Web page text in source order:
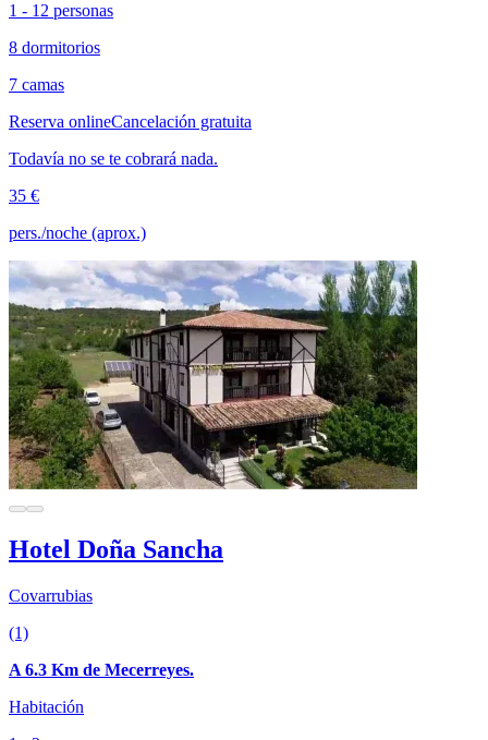
1 - 12 personas
8 dormitorios
7 camas
Reserva onlineCancelación gratuita
Todavía no se te cobrará nada.
35 €
pers./noche (aprox.)
Hotel Doña Sancha
Covarrubias
(1)
A 6.3 Km de Mecerreyes.
Habitación